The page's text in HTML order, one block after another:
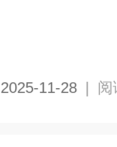
2025-11-28 | 阅